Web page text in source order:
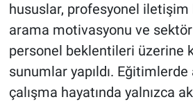
hususlar, profesyonel iletişim
arama motivasyonu ve
personel beklentileri üzerine
sunumlar yapıldı. Eğitimlerde
çalışma hayatında yalnızca